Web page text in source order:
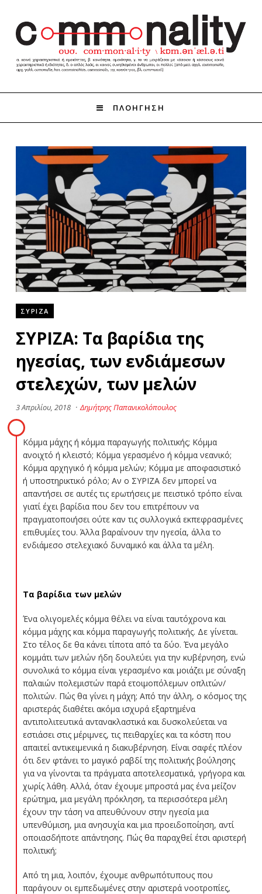
ΠΛΟΗΓΗΣΗ
ΣΥΡΙΖΑ
ΣΥΡΙΖΑ: Τα βαρίδια της
ηγεσίας, των ενδιάμεσων
στελεχών, των μελών
3 Απριλίου, 2018 · Δημήτρης Παπανικολόπουλος
Κόμμα μάχης ή κόμμα παραγωγής πολιτικής; Κόμμα
ανοιχτό ή κλειστό; Κόμμα γερασμένο ή κόμμα νεανικό;
Κόμμα αρχηγικό ή κόμμα μελών; Κόμμα με αποφασιστικό
ή υποστηρικτικό ρόλο; Αν ο ΣΥΡΙΖΑ δεν μπορεί να
απαντήσει σε αυτές τις ερωτήσεις με πειστικό τρόπο είναι
γιατί έχει βαρίδια που δεν του επιτρέπουν να
πραγματοποιήσει ούτε καν τις συλλογικά εκπεφρασμένες
επιθυμίες του. Άλλα βαραίνουν την ηγεσία, άλλα το
ενδιάμεσο στελεχιακό δυναμικό και άλλα τα μέλη.
Τα βαρίδια των μελών
Ένα ολιγομελές κόμμα θέλει να είναι ταυτόχρονα και
κόμμα μάχης και κόμμα παραγωγής πολιτικής. Δε γίνεται.
Στο τέλος δε θα κάνει τίποτα από τα δύο. Ένα μεγάλο
κομμάτι των μελών ήδη δουλεύει για την κυβέρνηση, ενώ
συνολικά το κόμμα είναι γερασμένο και μοιάζει με σύναξη
παλαιών πολεμιστών παρά ετοιμοπόλεμων οπλιτών/
πολιτών. Πώς θα γίνει η μάχη; Από την άλλη, ο κόσμος της
αριστεράς διαθέτει ακόμα ισχυρά εξαρτημένα
αντιπολιτευτικά αντανακλαστικά και δυσκολεύεται να
εστιάσει στις μέριμνες, τις πειθαρχίες και τα κόστη που
απαιτεί αντικειμενικά η διακυβέρνηση. Είναι σαφές πλέον
ότι δεν φτάνει το μαγικό ραβδί της πολιτικής βούλησης
για να γίνονται τα πράγματα αποτελεσματικά, γρήγορα και
χωρίς λάθη. Αλλά, όταν έχουμε μπροστά μας ένα μείζον
ερώτημα, μια μεγάλη πρόκληση, τα περισσότερα μέλη
έχουν την τάση να απευθύνουν στην ηγεσία μια
υπενθύμιση, μια ανησυχία και μια προειδοποίηση, αντί
οποιασδήποτε απάντησης. Πώς θα παραχθεί έτσι αριστερή
πολιτική;
Από τη μια, λοιπόν, έχουμε ανθρωπότυπους που
παράγουν οι εμπεδωμένες στην αριστερά νοοτροπίες,